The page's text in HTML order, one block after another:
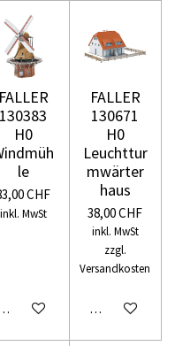
FALLER
130383
H0
le
CHF
inkl. MwSt
den Warenkorb
FALLER
130671
H0
Leuchttur
mwärter
haus
38,00 CHF
inkl. MwSt
zzgl.
Versandkosten
In den